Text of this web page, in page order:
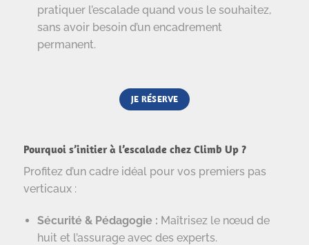
pratiquer l’escalade quand vous le souhaitez,
sans avoir besoin d’un encadrement
permanent.
JE RÉSERVE
Pourquoi s’initier à l’escalade chez Climb Up?
Profitez d’un cadre idéal pour vos premiers pas
verticaux :
Sécurité & Pédagogie : Maîtrisez le nœud de
huit et l’assurage avec des experts.